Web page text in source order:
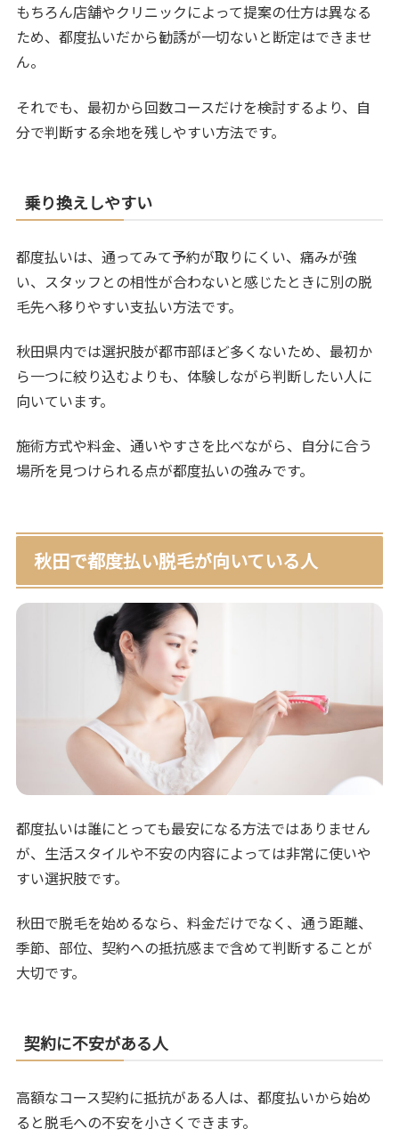
もちろん店舗やクリニックによって提案の仕方は異なる
ため、都度払いだから勧誘が一切ないと断定はできませ
ん。
それでも、最初から回数コースだけを検討するより、自
分で判断する余地を残しやすい方法です。
乗り換えしやすい
都度払いは、通ってみて予約が取りにくい、痛みが強
い、スタッフとの相性が合わないと感じたときに別の脱
毛先へ移りやすい支払い方法です。
秋田県内では選択肢が都市部ほど多くないため、最初か
ら一つに絞り込むよりも、体験しながら判断したい人に
向いています。
施術方式や料金、通いやすさを比べながら、自分に合う
場所を見つけられる点が都度払いの強みです。
秋田で都度払い脱毛が向いている人
都度払いは誰にとっても最安になる方法ではありません
が、生活スタイルや不安の内容によっては非常に使いや
すい選択肢です。
秋田で脱毛を始めるなら、料金だけでなく、通う距離、
季節、部位、契約への抵抗感まで含めて判断することが
大切です。
契約に不安がある人
高額なコース契約に抵抗がある人は、都度払いから始め
ると脱毛への不安を小さくできます。